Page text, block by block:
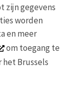
zijn gegevens
worden
en meer
om toegang te
Brussels